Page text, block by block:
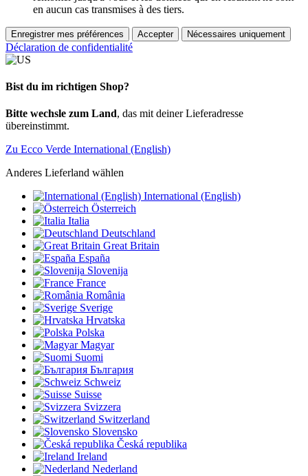
en aucun cas transmises à des tiers.
Enregistrer mes préférences Accepter Nécessaires uniquement
Déclaration de confidentialité
Bist du im richtigen Shop?
Bitte wechsle zum Land, das mit deiner Lieferadresse
übereinstimmt.
Zu Ecco Verde International (English)
Anderes Lieferland wählen
International (English)
Österreich
Italia
Deutschland
Great Britain
España
Slovenija
France
România
Sverige
Hrvatska
Polska
Magyar
Suomi
България
Schweiz
Suisse
Svizzera
Switzerland
Slovensko
Česká republika
Ireland
Nederland